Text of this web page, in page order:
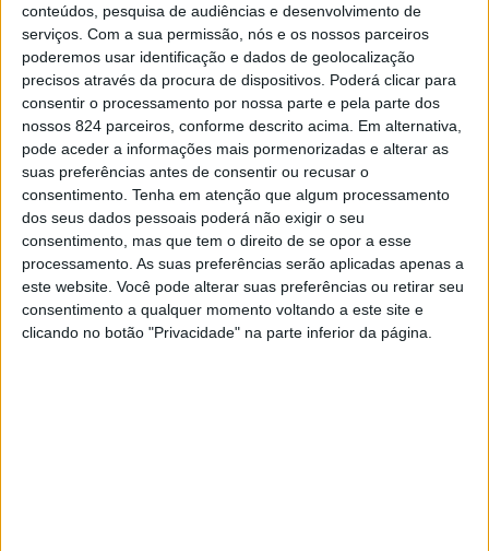
conteúdos, pesquisa de audiências e desenvolvimento de
serviços. Com a sua permissão, nós e os nossos parceiros
poderemos usar identificação e dados de geolocalização
precisos através da procura de dispositivos. Poderá clicar para
consentir o processamento por nossa parte e pela parte dos
nossos 824 parceiros, conforme descrito acima. Em alternativa,
pode aceder a informações mais pormenorizadas e alterar as
suas preferências antes de consentir ou recusar o
consentimento. Tenha em atenção que algum processamento
dos seus dados pessoais poderá não exigir o seu
consentimento, mas que tem o direito de se opor a esse
processamento. As suas preferências serão aplicadas apenas a
este website. Você pode alterar suas preferências ou retirar seu
consentimento a qualquer momento voltando a este site e
clicando no botão "Privacidade" na parte inferior da página.
mais 16 casos de infecção por Covid-19, dos quais dois
em Avis, três em Campo Maior, um no Crato, dois em
Elvas e dois em Portalegre. De acordo com o boletim
desta quinta-feira, dia 29, há ainda a destacar mais seis
recuperações face a dia de ontem e menos dois
internamentos.
De acordo com os dados divulgados pela unidade de
saúde, o número de casos activos é agora de 77, mais
quatro do que ontem, sendo que desde o início da